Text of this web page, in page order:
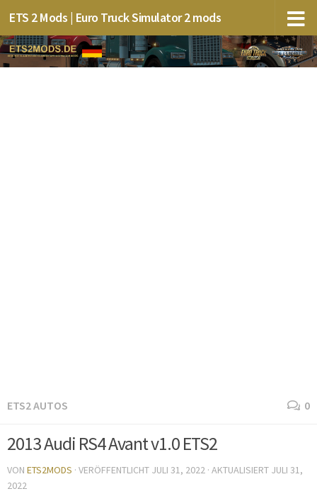
ETS 2 Mods | Euro Truck Simulator 2 mods
ETS2 AUTOS 0
2013 Audi RS4 Avant v1.0 ETS2
VON ETS2MODS · VERÖFFENTLICHT JULI 31, 2022 · AKTUALISIERT JULI 31,
2022